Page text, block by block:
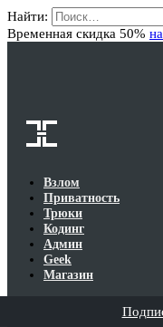
Найти:
Временная скидка 50%
Взлом
Приватность
Трюки
Кодинг
Админ
Geek
Магазин